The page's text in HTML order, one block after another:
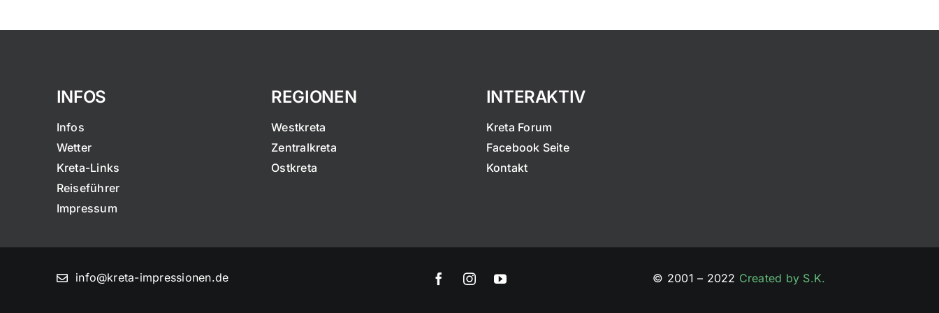
INFOS
Infos
Wetter
Kreta-Links
Reiseführer
Impressum
REGIONEN
Westkreta
Zentralkreta
Ostkreta
INTERAKTIV
Kreta Forum
Facebook Seite
Kontakt
info@kreta-impressionen.de © 2001 – 2022 Created by S.K.